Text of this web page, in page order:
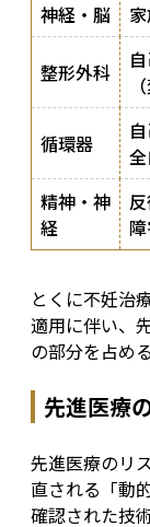
神経・脳
整形外科
循環器
精神・神
経
とくに不妊治
適用に伴い、
の部分を占め
先進医療
先進医療のリ
直される「動
確認された技